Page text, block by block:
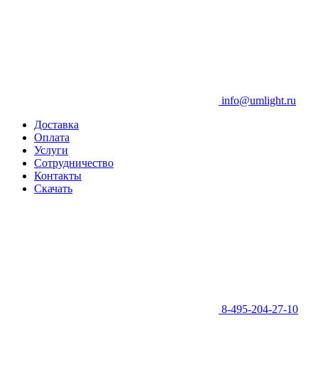
info@umlight.ru
Доставка
Оплата
Услуги
Сотрудничество
Контакты
Скачать
8-495-204-27-10